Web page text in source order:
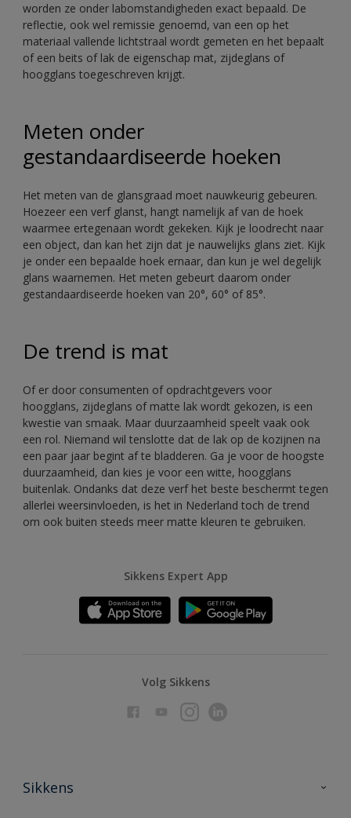
worden ze onder labomstandigheden exact bepaald. De
reflectie, ook wel remissie genoemd, van een op het
materiaal vallende lichtstraal wordt gemeten en het bepaalt
of een beits of lak de eigenschap mat, zijdeglans of
hoogglans toegeschreven krijgt.
Meten onder
gestandaardiseerde hoeken
Het meten van de glansgraad moet nauwkeurig gebeuren.
Hoezeer een verf glanst, hangt namelijk af van de hoek
waarmee ertegenaan wordt gekeken. Kijk je loodrecht naar
een object, dan kan het zijn dat je nauwelijks glans ziet. Kijk
je onder een bepaalde hoek ernaar, dan kun je wel degelijk
glans waarnemen. Het meten gebeurt daarom onder
gestandaardiseerde hoeken van 20°, 60° of 85°.
De trend is mat
Of er door consumenten of opdrachtgevers voor
hoogglans, zijdeglans of matte lak wordt gekozen, is een
kwestie van smaak. Maar duurzaamheid speelt vaak ook
een rol. Niemand wil tenslotte dat de lak op de kozijnen na
een paar jaar begint af te bladderen. Ga je voor de hoogste
duurzaamheid, dan kies je voor een witte, hoogglans
buitenlak. Ondanks dat deze verf het beste beschermt tegen
allerlei weersinvloeden, is het in Nederland toch de trend
om ook buiten steeds meer matte kleuren te gebruiken.
Sikkens Expert App
Volg Sikkens
Sikkens